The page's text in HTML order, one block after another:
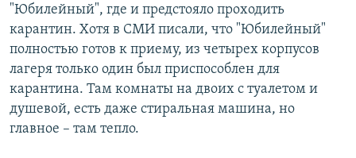
"Юбилейный", где и предстояло проходить
карантин. Хотя в СМИ писали, что "Юбилейный"
полностью готов к приему, из четырех корпусов
лагеря только один был приспособлен для
карантина. Там комнаты на двоих с туалетом и
душевой, есть даже стиральная машина, но
главное – там тепло.